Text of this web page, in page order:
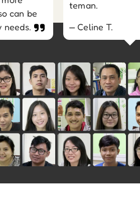
can be
needs.
teman.
Celine T.